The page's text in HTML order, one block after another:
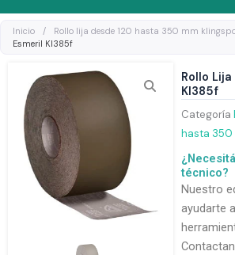
Inicio / Rollo lija desde 120 hasta 350 mm
Esmeril Kl385f
Rollo
Kl385f
Categoría
hasta 350
técnico?
Nuestro
ayudarte